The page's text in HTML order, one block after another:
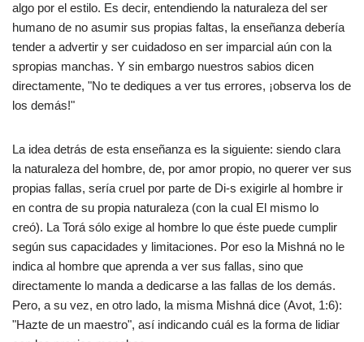
algo por el estilo. Es decir, entendiendo la naturaleza del ser
humano de no asumir sus propias faltas, la enseñanza debería
tender a advertir y ser cuidadoso en ser imparcial aún con la
spropias manchas. Y sin embargo nuestros sabios dicen
directamente, "No te dediques a ver tus errores, ¡observa los de
los demás!"
La idea detrás de esta enseñanza es la siguiente: siendo clara
la naturaleza del hombre, de, por amor propio, no querer ver sus
propias fallas, sería cruel por parte de Di-s exigirle al hombre ir
en contra de su propia naturaleza (con la cual El mismo lo
creó). La Torá sólo exige al hombre lo que éste puede cumplir
según sus capacidades y limitaciones. Por eso la Mishná no le
indica al hombre que aprenda a ver sus fallas, sino que
directamente lo manda a dedicarse a las fallas de los demás.
Pero, a su vez, en otro lado, la misma Mishná dice (Avot, 1:6):
"Hazte de un maestro", así indicando cuál es la forma de lidiar